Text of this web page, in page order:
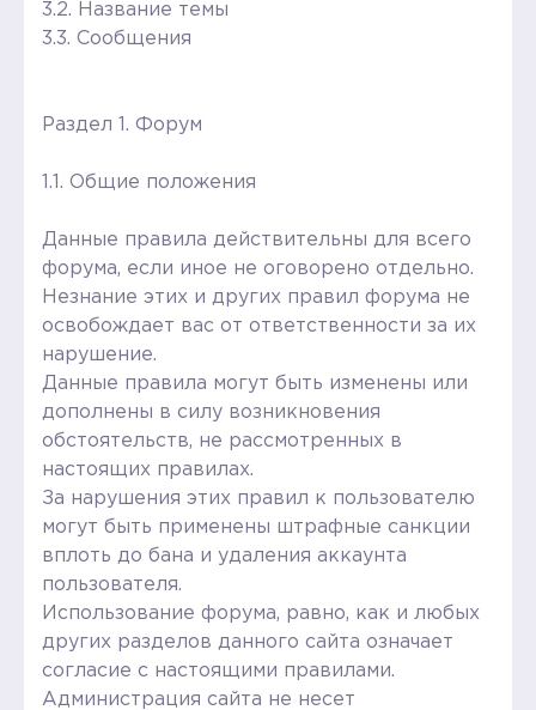
3.2. Название темы
3.3. Сообщения
Раздел 1. Форум
1.1. Общие положения
Данные правила действительны для всего
форума, если иное не оговорено отдельно.
Незнание этих и других правил форума не
освобождает вас от ответственности за их
нарушение.
Данные правила могут быть изменены или
дополнены в силу возникновения
обстоятельств, не рассмотренных в
настоящих правилах.
За нарушения этих правил к пользователю
могут быть применены штрафные санкции
вплоть до бана и удаления аккаунта
пользователя.
Использование форума, равно, как и любых
других разделов данного сайта означает
согласие с настоящими правилами.
Администрация сайта не несет